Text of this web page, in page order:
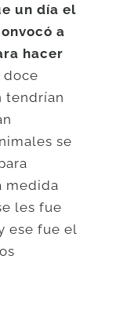
un día el
a
hacer
doce
tendrían
se
medida
les fue
ese fue el